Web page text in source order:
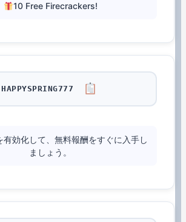
10 Free Firecrackers!
HAPPYSPRING777
有効化して、無料報酬をすぐに入手し
ましょう。